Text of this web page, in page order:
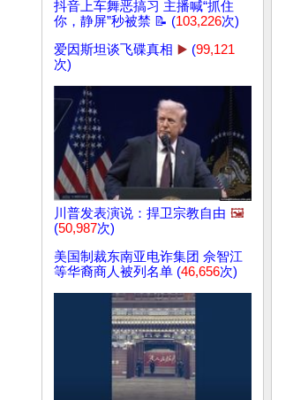
抖音上车舞恶搞习 主播喊“抓住
你，静屏”秒被禁 📝 (103,226次)
爱因斯坦谈飞碟真相 ▶️ (99,121
次)
川普发表演说：捍卫宗教自由 🖼️
(50,987次)
美国制裁东南亚电诈集团 佘智江
等华裔商人被列名单 (46,656次)